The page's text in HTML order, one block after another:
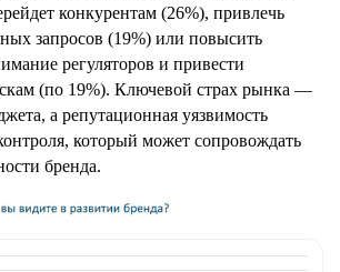
конкурентам (26%), привлечь
запросов (19%) или повысить
регуляторов и привести
(по 19%). Ключевой страх рынка —
а репутационная уязвимость
который может сопровождать
бренда.